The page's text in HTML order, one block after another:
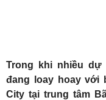
Trong khi nhiều
đang loay hoay với
City tại trung tâm